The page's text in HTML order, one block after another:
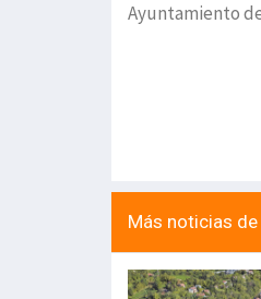
Ayuntamiento
Más noticias de